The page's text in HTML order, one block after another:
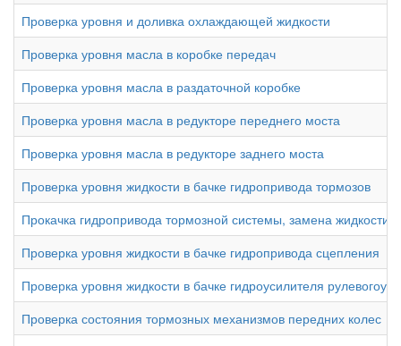
Проверка уровня и доливка охлаждающей жидкости
Проверка уровня масла в коробке передач
Проверка уровня масла в раздаточной коробке
Проверка уровня масла в редукторе переднего моста
Проверка уровня масла в редукторе заднего моста
Проверка уровня жидкости в бачке гидропривода тормозов
Прокачка гидропривода тормозной системы, замена жидкости
Проверка уровня жидкости в бачке гидропривода сцепления
Проверка уровня жидкости в бачке гидроусилителя
Проверка состояния тормозных механизмов передних колес